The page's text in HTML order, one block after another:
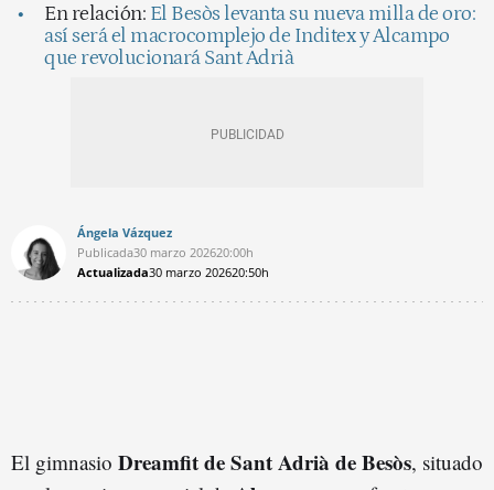
En relación: El Besòs levanta su nueva milla de oro:
así será el macrocomplejo de Inditex y Alcampo
que revolucionará Sant Adrià
Ángela Vázquez
Publicada30 marzo 202620:00h
Actualizada30 marzo 202620:50h
El gimnasio Dreamfit de Sant Adrià de Besòs, situado